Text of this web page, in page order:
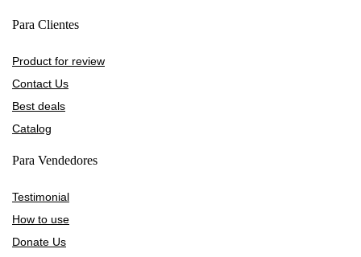
Para Clientes
Product for review
Contact Us
Best deals
Catalog
Para Vendedores
Testimonial
How to use
Donate Us